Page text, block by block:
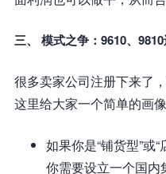
三、 模式之争：9610、
很多卖家公司注册下来了
这里给大家一个简单的画
如果你是“铺货型”或
你需要设立一个国内